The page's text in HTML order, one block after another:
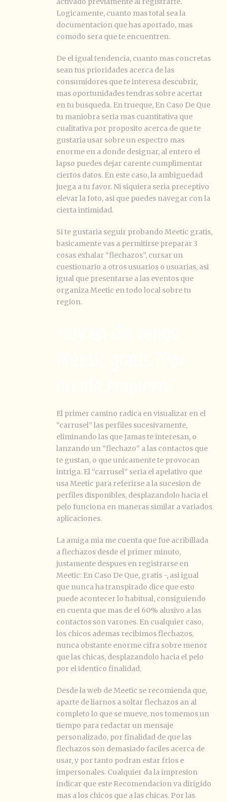
Logicamente, cuanto mas total sea la
documentacion que has aportado, mas
comodo sera que te encuentren.
De el igual tendencia, cuanto mas concretas
sean tus prioridades acerca de las
consumidores que te interesa descubrir,
mas oportunidades tendras sobre acertar
en tu busqueda. En trueque, En Caso De Que
tu maniobra seria mas cuantitativa que
cualitativa por proposito acerca de que te
gustaria usar sobre un espectro mas
enorme en a donde designar, al entero el
lapso puedes dejar carente cumplimentar
ciertos datos. En este caso, la ambiguedad
juega a tu favor. Ni siquiera seria preceptivo
elevar la foto, asi que puedes navegar con la
cierta intimidad.
Si te gustaria seguir probando Meetic gratis,
basicamente vas a permitirse preparar 3
cosas exhalar “flechazos”, cursar un
cuestionario a otros usuarios o usuarias, asi
igual que presentarse a las eventos que
organiza Meetic en todo local sobre tu
region.
El primer camino radica en visualizar en el
“carrusel” las perfiles sucesivamente,
eliminando las que Jamas te interesan, o
lanzando un “flechazo” a las contactos que
te gustan, o que unicamente te provocan
intriga. El “carrusel” seria el apelativo que
usa Meetic para referirse a la sucesion de
perfiles disponibles, desplazandolo hacia el
pelo funciona en maneras similar a variados
aplicaciones.
La amiga mia me cuenta que fue acribillada
a flechazos desde el primer minuto,
justamente despues en registrarse en
Meetic: En Caso De Que, gratis -, asi igual
que nunca ha transpirado dice que esto
puede acontecer lo habitual, consiguiendo
en cuenta que mas de el 60% alusivo a las
contactos son varones. En cualquier caso,
los chicos ademas recibimos flechazos,
nunca obstante enorme cifra sobre menor
que las chicas, desplazandolo hacia el pelo
por el identico finalidad.
Desde la web de Meetic se recomienda que,
aparte de liarnos a soltar flechazos an al
completo lo que se mueve, nos tomemos un
tiempo para redactar un mensaje
personalizado, por finalidad de que las
flechazos son demasiado faciles acerca de
usar, y por tanto podran estar frios e
impersonales. Cualquier da la impresion
indicar que este Recomendacion va dirigido
mas a los chicos que a las chicas. Por las